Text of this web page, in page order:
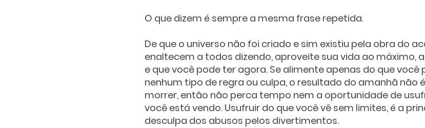
O que dizem é sempre a mesma frase repetida.
De que o universo não foi criado e sim existiu pela obra do
enaltecem a todos dizendo, aproveite sua vida ao máximo,
e que você pode ter agora. Se alimente apenas do que você
nenhum tipo de regra ou culpa, o resultado do amanhã não
morrer, então não perca tempo nem a oportunidade de
você está vendo. Usufruir do que você vê sem limites, é a
desculpa dos abusos pelos divertimentos.